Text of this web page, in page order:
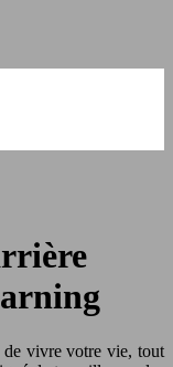
vivre votre vie, tout